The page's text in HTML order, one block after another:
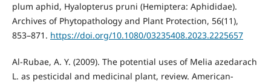
plum aphid, Hyalopterus pruni (Hemiptera: Aphididae).
Archives of Phytopathology and Plant Protection, 56(11),
853–871. https://doi.org/10.1080/03235408.2023.2225657
Al-Rubae, A. Y. (2009). The potential uses of Melia azedarach
L. as pesticidal and medicinal plant, review. American-